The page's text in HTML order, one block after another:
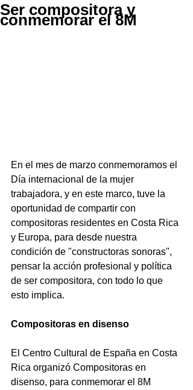
Ser compositora y
conmemorar el 8M
En el mes de marzo conmemoramos el
Día internacional de la mujer
trabajadora, y en este marco, tuve la
oportunidad de compartir con
compositoras residentes en Costa Rica
y Europa, para desde nuestra
condición de "constructoras sonoras",
pensar la acción profesional y política
de ser compositora, con todo lo que
esto implica.
Compositoras en disenso
El Centro Cultural de España en Costa
Rica organizó Compositoras en
disenso, para conmemorar el 8M